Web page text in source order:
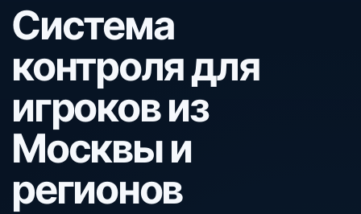
Система
контроля для
игроков из
Москвы и
регионов